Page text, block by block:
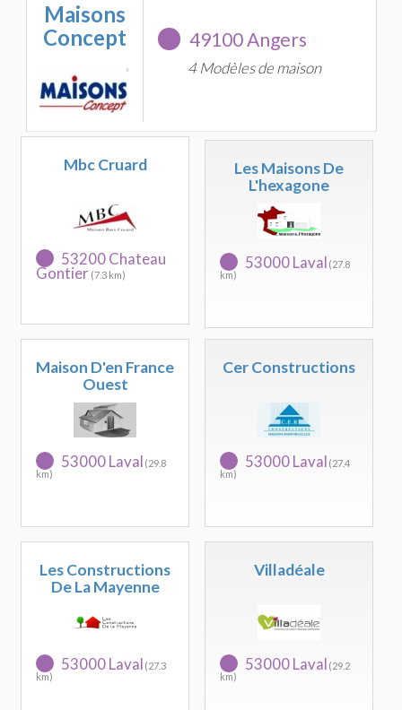
Maisons
Concept
49100 Angers
4 Modèles de maison
Mbc Cruard
53200 Chateau
Gontier (7.3 km)
Les Maisons De
L'hexagone
53000 Laval (27.8
km)
Maison D'en France
Ouest
53000 Laval (29.8
km)
Cer Constructions
53000 Laval (27.4
km)
Les Constructions
De La Mayenne
53000 Laval (27.3
km)
Villadéale
53000 Laval (29.2
km)